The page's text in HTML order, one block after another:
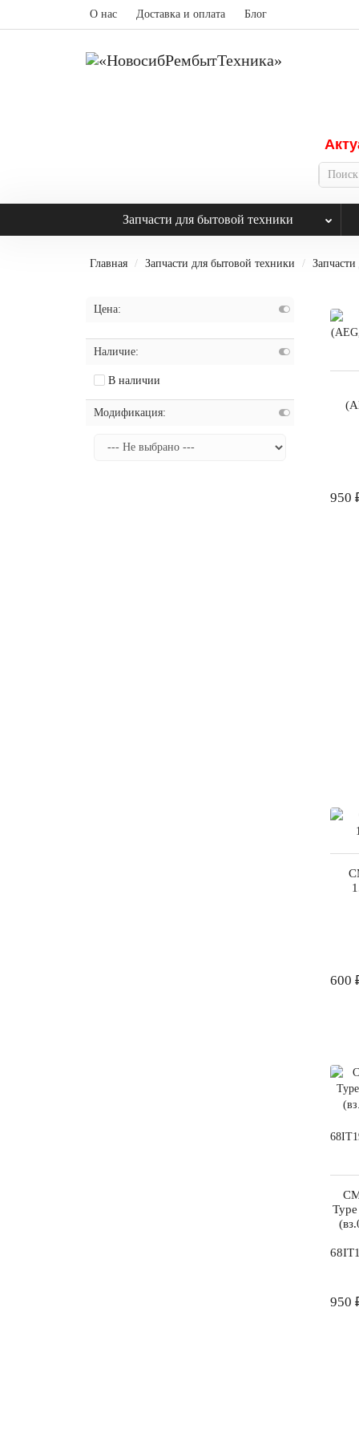
О нас Доставка и оплата Блог
Запчасти для бытовой техники
Главная Запчасти для бытовой техники
Цена:
Наличие:
В наличии
Модификация:
950
600
950